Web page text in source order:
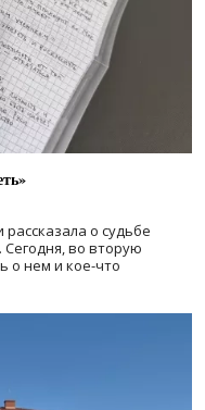
о судьбе
во вторую
о нем и кое-что